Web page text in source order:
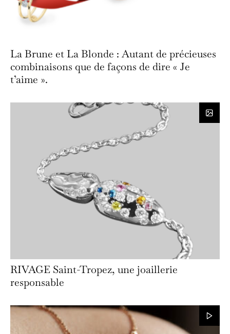
La Brune et La Blonde : Autant de précieuses
combinaisons que de façons de dire « Je
t’aime ».
RIVAGE Saint-Tropez, une joaillerie
responsable